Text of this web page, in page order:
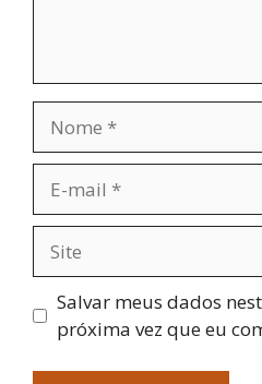
mail
Salvar meus dados
próxima vez que eu